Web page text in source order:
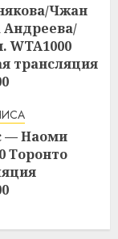
Чжан
WTA1000
трансляция
— Наоми
Торонто